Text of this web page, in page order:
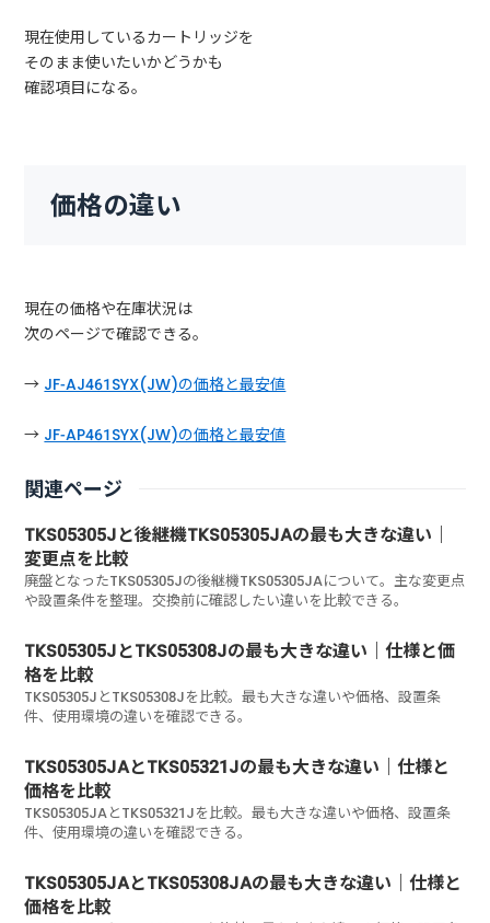
現在使用しているカートリッジを
そのまま使いたいかどうかも
確認項目になる。
価格の違い
現在の価格や在庫状況は
次のページで確認できる。
→ JF-AJ461SYX(JW)の価格と最安値
→ JF-AP461SYX(JW)の価格と最安値
関連ページ
TKS05305Jと後継機TKS05305JAの最も大きな違い｜
変更点を比較
廃盤となったTKS05305Jの後継機TKS05305JAについて。主な変更点
や設置条件を整理。交換前に確認したい違いを比較できる。
TKS05305JとTKS05308Jの最も大きな違い｜仕様と価
格を比較
TKS05305JとTKS05308Jを比較。最も大きな違いや価格、設置条
件、使用環境の違いを確認できる。
TKS05305JAとTKS05321Jの最も大きな違い｜仕様と
価格を比較
TKS05305JAとTKS05321Jを比較。最も大きな違いや価格、設置条
件、使用環境の違いを確認できる。
TKS05305JAとTKS05308JAの最も大きな違い｜仕様と
価格を比較